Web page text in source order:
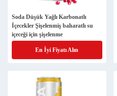
Soda Düşük Yağlı Karbonatlı
İçecekler Şişelenmiş baharatlı su
içeceği için şişelenme
En İyi Fiyatı Alın